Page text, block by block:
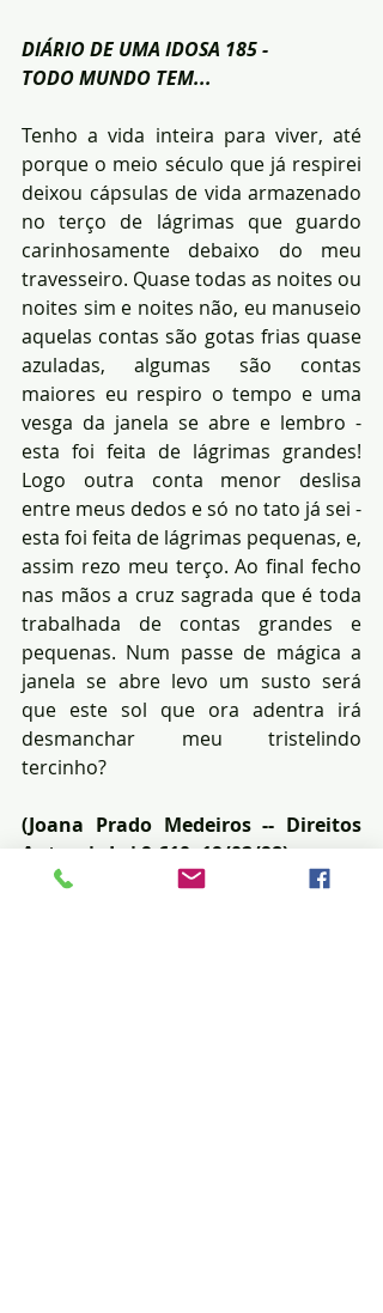
DIÁRIO DE UMA IDOSA 185 -
TODO MUNDO TEM...
Tenho a vida inteira para viver, até
porque o meio século que já respirei
deixou cápsulas de vida armazenado
no terço de lágrimas que guardo
carinhosamente debaixo do meu
travesseiro. Quase todas as noites ou
noites sim e noites não, eu manuseio
aquelas contas são gotas frias quase
azuladas, algumas são contas
maiores eu respiro o tempo e uma
vesga da janela se abre e lembro -
esta foi feita de lágrimas grandes!
Logo outra conta menor deslisa
entre meus dedos e só no tato já sei -
esta foi feita de lágrimas pequenas, e,
assim rezo meu terço. Ao final fecho
nas mãos a cruz sagrada que é toda
trabalhada de contas grandes e
pequenas. Num passe de mágica a
janela se abre levo um susto será
que este sol que ora adentra irá
desmanchar meu tristelindo
tercinho?
(Joana Prado Medeiros -- Direitos
Autorais Lei 9.610, 19/02/98)